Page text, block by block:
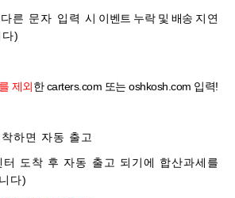
른 문자 입력 시 이벤트 누락 및 배송 지연
)
제외한 carters.com 또는 oshkosh.com 입력!
하면 자동 출고
도착 후 자동 출고 되기에 합산과세를
다)